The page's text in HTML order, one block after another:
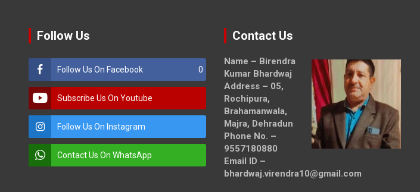
Follow Us
Follow Us On Facebook 0
Subscribe Us On Youtube
Follow Us On Instagram
Contact Us On WhatsApp
Contact Us
Name – Birendra
Kumar Bhardwaj
Address – 05,
Rochipura,
Brahamanwala,
Majra, Dehradun
Phone No. –
9557180880
Email ID –
bhardwaj.virendra10@gmail.com